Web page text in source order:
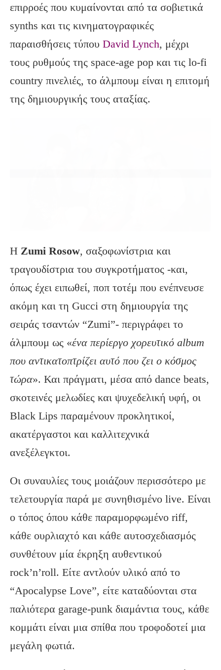
επιρροές που κυμαίνονται από τα σοβιετικά
synths και τις κινηματογραφικές
παραισθήσεις τύπου David Lynch, μέχρι
τους ρυθμούς της space-age pop και τις lo-fi
country πινελιές, το άλμπουμ είναι η επιτομή
της δημιουργικής τους αταξίας.
Η Zumi Rosow, σαξοφωνίστρια και
τραγουδίστρια του συγκροτήματος -και,
όπως έχει ειπωθεί, ποπ τοτέμ που ενέπνευσε
ακόμη και τη Gucci στη δημιουργία της
σειράς τσαντών “Zumi”- περιγράφει το
άλμπουμ ως «ένα περίεργο χορευτικό album
που αντικατοπτρίζει αυτό που ζει ο κόσμος
τώρα». Και πράγματι, μέσα από dance beats,
σκοτεινές μελωδίες και ψυχεδελική υφή, οι
Black Lips παραμένουν προκλητικοί,
ακατέργαστοι και καλλιτεχνικά
ανεξέλεγκτοι.
Οι συναυλίες τους μοιάζουν περισσότερο με
τελετουργία παρά με συνηθισμένο live. Είναι
ο τόπος όπου κάθε παραμορφωμένο riff,
κάθε ουρλιαχτό και κάθε αυτοσχεδιασμός
συνθέτουν μία έκρηξη αυθεντικού
rock’n’roll. Είτε αντλούν υλικό από το
“Apocalypse Love”, είτε καταδύονται στα
παλιότερα garage-punk διαμάντια τους, κάθε
κομμάτι είναι μια σπίθα που τροφοδοτεί μια
μεγάλη φωτιά.